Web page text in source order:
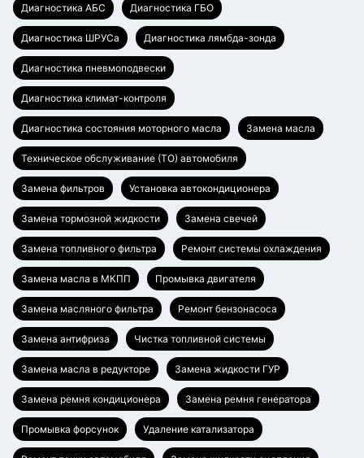
Диагностика АБС Диагностика ГБО
Диагностика ШРУСа Диагностика лямбда-зонда
Диагностика пневмоподвески
Диагностика климат-контроля
Диагностика состояния моторного масла Замена масла
Техническое обслуживание (ТО) автомобиля
Замена фильтров Установка автокондиционера
Замена тормозной жидкости Замена свечей
Замена топливного фильтра Ремонт системы охлаждения
Замена масла в МКПП Промывка двигателя
Замена масляного фильтра Ремонт бензонасоса
Замена антифриза Чистка топливной системы
Замена масла в редукторе Замена жидкости ГУР
Замена ремня кондиционера Замена ремня генератора
Промывка форсунок Удаление катализатора